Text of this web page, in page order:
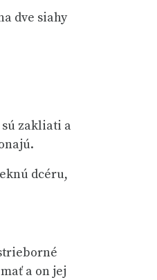
dve siahy
zakliati a
dcéru,
a on jej